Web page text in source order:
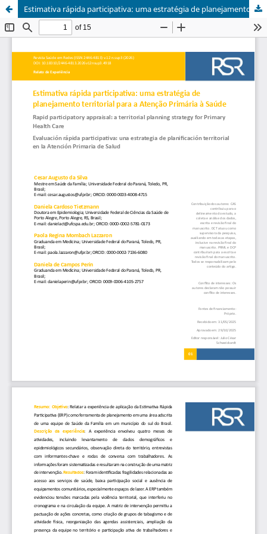
Estimativa rápida participativa: uma estratégia de planejamento territorial para a Atenção Primária à Saúde